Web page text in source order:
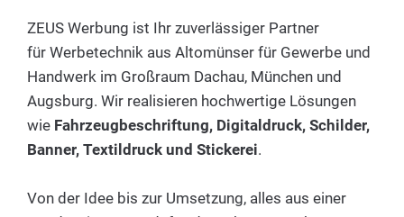
ZEUS Werbung ist Ihr zuverlässiger Partner
für Werbetechnik aus Altomünser für Gewerbe und
Handwerk im Großraum Dachau, München und
Augsburg. Wir realisieren hochwertige Lösungen
wie Fahrzeugbeschriftung, Digitaldruck, Schilder,
Banner, Textildruck und Stickerei.
Von der Idee bis zur Umsetzung, alles aus einer